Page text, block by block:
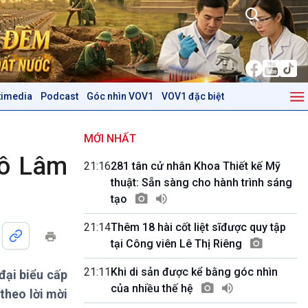
Podcast Góc nhìn VOV1 VOV1 đặc biệt
Trước giờ mở cửa
Dòng chảy Kinh tế
Tuyên chiến với gian lận
thương mại
Mùa vàng
Biển đảo Việt Nam
Tâm tình biên giới và hải
Tìm hiểu biển, đảo Việt
Nam
Podcast
Góc nhìn VOV1
Bình luận
Lâm
biểu cấp
lời mời
MỚI NHẤT
21:16281 tân cử nhân Khoa Thiết kế Mỹ
thuật: Sẵn sàng cho hành trình sáng
tạo
21:14Thêm 18 hài cốt liệt sĩđược quy tập
tại Công viên Lê Thị Riêng
21:11Khi di sản được kể bằng góc nhìn
của nhiều thế hệ